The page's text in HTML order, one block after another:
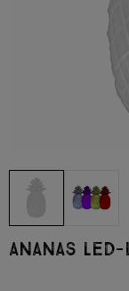
Ananas